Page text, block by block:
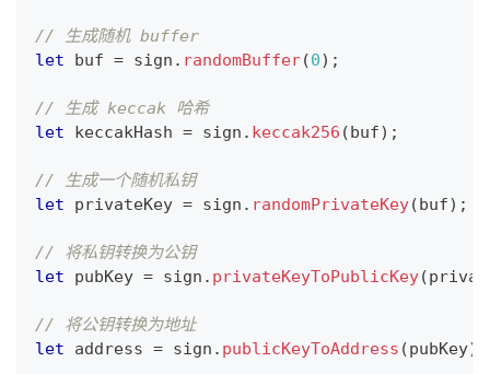
// 生成随机 buffer
let buf = sign . randomBuffer(0) ;
// 生成 keccak 哈希
let keccakHash = sign . keccak256 (buf) ;
// 生成一个随机私钥
let privateKey = sign . randomPrivateKey(buf) ;
// 将私钥转换为公钥
let pubKey = sign . privateKeyToPublicKey(
// 将公钥转换为地址
let address = sign . publicKeyToAddress (pubKey)